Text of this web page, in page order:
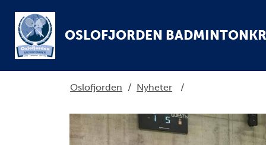
OSLOFJORDEN
Oslofjorden / Nyheter /